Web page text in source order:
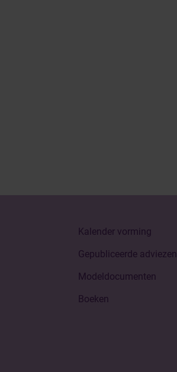
Kalender vorming
Gepubliceerde adviezen
Modeldocumenten
Boeken